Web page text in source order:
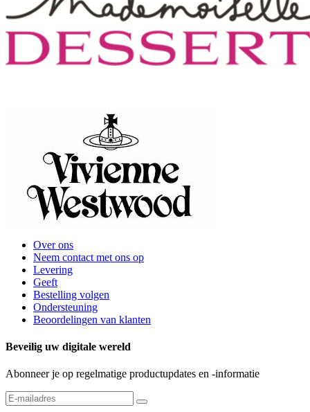
Over ons
Neem contact met ons op
Levering
Geeft
Bestelling volgen
Ondersteuning
Beoordelingen van klanten
Beveilig uw digitale wereld
Abonneer je op regelmatige productupdates en -informatie